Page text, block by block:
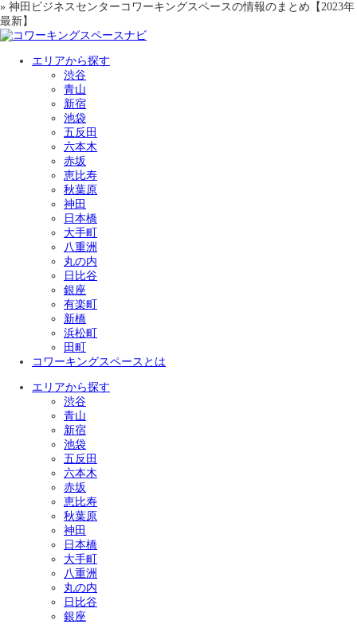
» 神田ビジネスセンターコワーキングスペースの情報のまとめ【2023年
最新】
エリアから探す
渋谷
青山
新宿
池袋
五反田
六本木
赤坂
恵比寿
秋葉原
神田
日本橋
大手町
八重洲
丸の内
日比谷
銀座
有楽町
新橋
浜松町
田町
コワーキングスペースとは
エリアから探す
渋谷
青山
新宿
池袋
五反田
六本木
赤坂
恵比寿
秋葉原
神田
日本橋
大手町
八重洲
丸の内
日比谷
銀座